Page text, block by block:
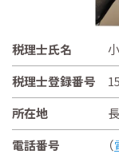
税理士氏名
税理士登録番号
所在地
電話番号
（